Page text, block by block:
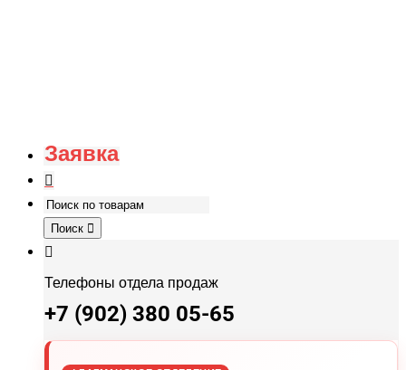
Заявка
Поиск
Телефоны отдела продаж
+7 (902) 380 05-65